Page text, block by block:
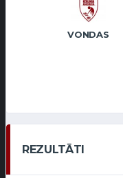
VONDAS
REZULTĀTI